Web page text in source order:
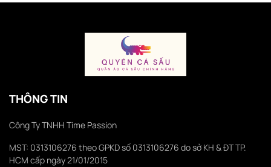
THÔNG TIN
Công Ty TNHH Time Passion
MST: 0313106276 theo GPKD số 0313106276 do sở KH & ĐT TP.
HCM cấp ngày 21/01/2015